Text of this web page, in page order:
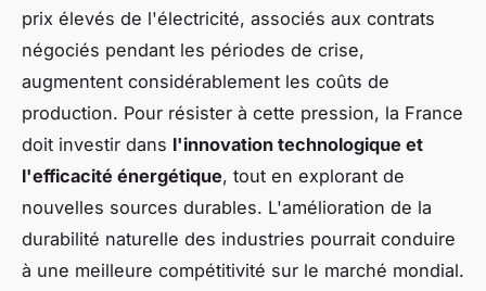
prix élevés de l'électricité, associés aux contrats
négociés pendant les périodes de crise,
augmentent considérablement les coûts de
production. Pour résister à cette pression, la France
doit investir dans l'innovation technologique et
l'efficacité énergétique, tout en explorant de
nouvelles sources durables. L'amélioration de la
durabilité naturelle des industries pourrait conduire
à une meilleure compétitivité sur le marché mondial.